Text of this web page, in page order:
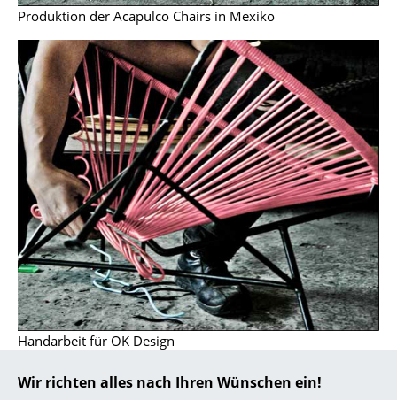
Wir richten alles nach Ihren Wünschen ein!
Einzelteile
... alle Aufbewahrungsmöbel
Licht
Hängeleuchten & Deckenleuchten
Tischleuchten
Schreibtischleuchten
Stehleuchten & Leseleuchten
Bodenleuchten
Wandleuchten
Outdoor-Leuchten
Akkuleuchten
Produktion der Acapulco Chairs in Mexiko
Handarbeit für OK Design